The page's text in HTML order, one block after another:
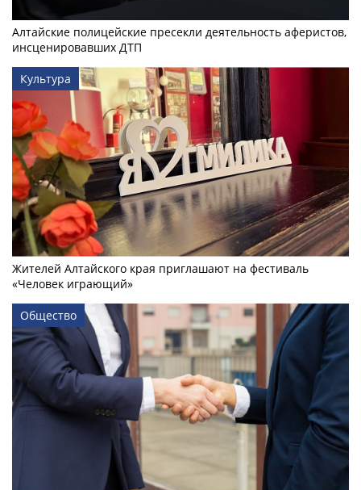
Алтайские полицейские пресекли деятельность аферистов,
инсценировавших ДТП
Культура
Жителей Алтайского края приглашают на фестиваль
«Человек играющий»
Общество